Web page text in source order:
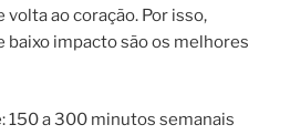
volta ao coração. Por isso,
baixo impacto são os melhores
150 a 300 minutos semanais